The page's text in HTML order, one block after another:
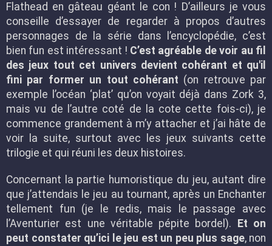
Flathead en gâteau géant le con ! D’ailleurs je vous
conseille d’essayer de regarder à propos d’autres
personnages de la série dans l’encyclopédie, c’est
bien fun est intéressant ! C’est agréable de voir au fil
des jeux tout cet univers devient cohérant et qu'il
fini par former un tout cohérant (on retrouve par
exemple l’océan ‘plat’ qu’on voyait déjà dans Zork 3,
mais vu de l’autre coté de la cote cette fois-ci), je
commence grandement à m’y attacher et j’ai hâte de
voir la suite, surtout avec les jeux suivants cette
trilogie et qui réuni les deux histoires.
Concernant la partie humoristique du jeu, autant dire
que j’attendais le jeu au tournant, après un Enchanter
tellement fun (je le redis, mais le passage avec
l’Aventurier est une véritable pépite bordel).
Et on
peut constater qu’ici le jeu est un peu plus sage, non